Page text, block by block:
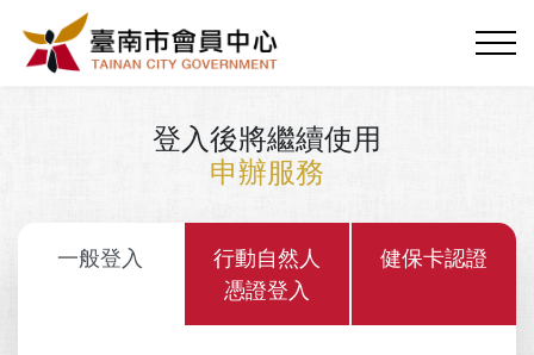
登入後將繼續使用
申辦服務
一般登入
行動自然人
憑證登入
健保卡認證